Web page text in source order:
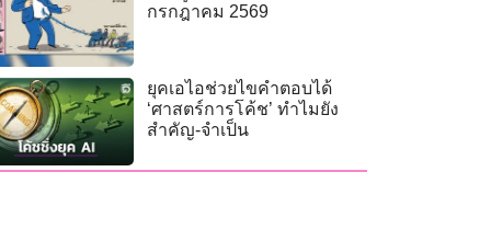
กรกฎาคม 2569
ยุคเอไอช่วยไขคำตอบได้
‘ศาสตร์การโค้ช’ ทำไมยัง
สำคัญ-จำเป็น